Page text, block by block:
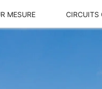
MESURE CIRCUITS
Itinéraires